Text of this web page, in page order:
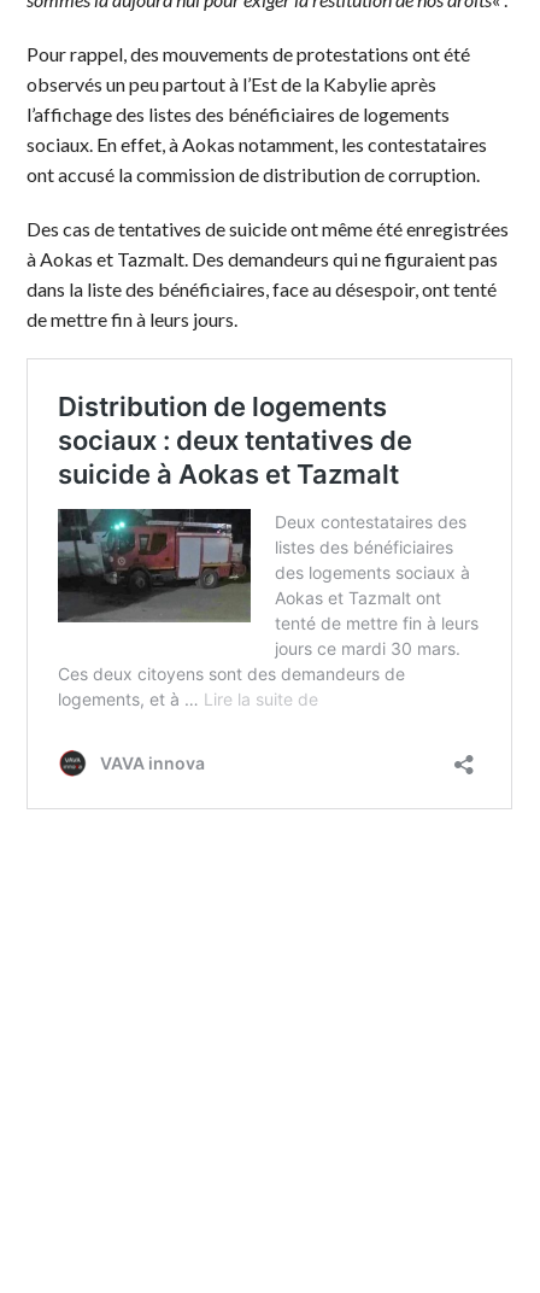
Pour rappel, des mouvements de protestations ont été
observés un peu partout à l’Est de la Kabylie après
l’affichage des listes des bénéficiaires de logements
sociaux. En effet, à Aokas notamment, les contestataires
ont accusé la commission de distribution de corruption.
Des cas de tentatives de suicide ont même été enregistrées
à Aokas et Tazmalt. Des demandeurs qui ne figuraient pas
dans la liste des bénéficiaires, face au désespoir, ont tenté
de mettre fin à leurs jours.